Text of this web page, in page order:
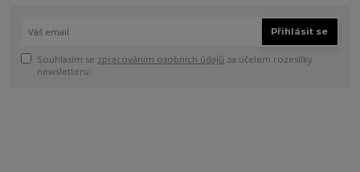
Přihlásit se
Souhlasím se zpracováním osobních údajů za účelem rozesílky
newsletteru.